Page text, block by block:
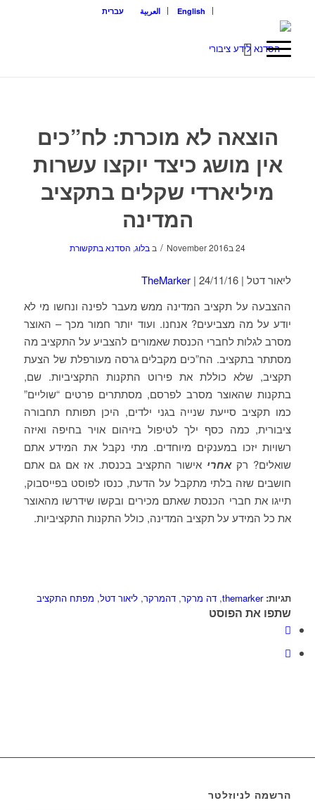
English العربية עברית
הוצאה לא מוכרת: לח”כים
אין מושג כיצד יוקצו עשרות
מיליארדי שקלים בתקציב
המדינה
24 בNovember 2016 / ב בלוג, הסדנא בתקשורת
ליאור דטל | TheMarker | 24/11/16
ההצבעה על תקציב המדינה ממש מעבר לפינה ונחשו מי לא
יודע על מה מצביעים? אנחנו. ועוד יותר חמור מכך – האוצר
מסרב לגלות לחברי הכנסת שאמורים להצביע על התקציב מה
מסתתר בתקציב. הח”כים מקבלים גרסה מעורפלת של הצעת
תקציב, שלא כוללת את פירוט התקנות התקציביות. שם,
בתקנות שהאוצר מסרב לפרסם, מסתתרים פרטים “שוליים”
כמו תקציב סייעת שנייה בגני ילדים, היכן תפותח תחבורה
ציבורית, כמה כסף ילך לטיפול בזיהום אויר בחיפה ואיזה
רשויות יזכו במענקים מיוחדים. מתי נקבל את המידע אתם
שואלים? רקאחרי אישור התקציב בכנסת. אז אם גם אתם
חושבים שזה בלתי מתקבל על הדעת, כנסו לפוסט בפייסבוק,
תייגו את חברי הכנסת שאתם מכירים ובקשו שידרשו מהאוצר
את כל המידע על תקציב המדינה, כולל התקנות התקציביות.
תגיות: themarker
, דה מרקר, דהמרקר, ליאור דטל, מפתח התקציב
שתפו את הפוסט
הרשמה לניוזלטר